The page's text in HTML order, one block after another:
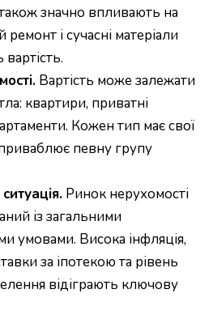
значно впливають на
ремонт і сучасні матеріали
Вартість може залежати
квартири, приватні
Кожен тип має свої
певну групу
Ринок нерухомості
із загальними
умовами. Висока інфляція,
за іпотекою та рівень
відіграють ключову